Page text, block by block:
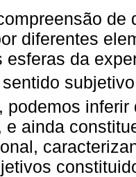
de
diferentes
esferas da
podemos
e ainda